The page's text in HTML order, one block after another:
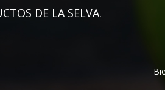
DE LA SELVA.